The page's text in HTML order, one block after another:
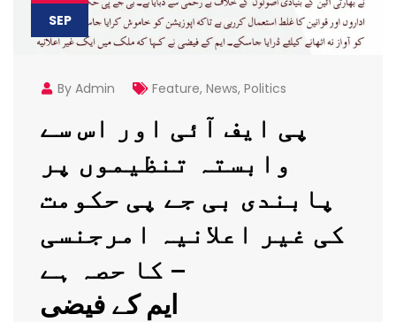
SEP
By Admin Feature, News, Politics
پی ایف آئی اور اس سے
وابستہ تنظیموں پر
پابندی بی جے پی حکومت
کی غیر اعلانیہ امرجنسی
کا حصہ ہے –
ایم کے فیضی